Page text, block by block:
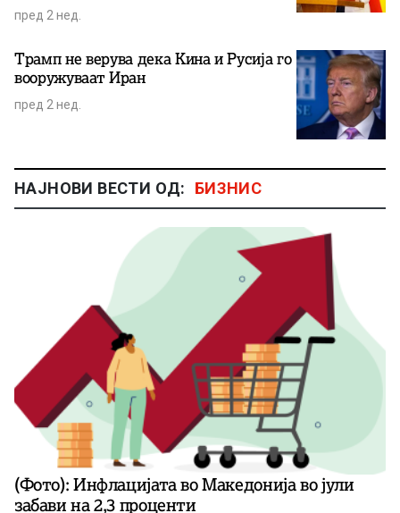
пред 2 нед.
Трамп не верува дека Кина и Русија го
вооружуваат Иран
пред 2 нед.
НАЈНОВИ ВЕСТИ ОД: БИЗНИС
(Фото): Инфлацијата во Македонија во јули
забави на 2,3 проценти